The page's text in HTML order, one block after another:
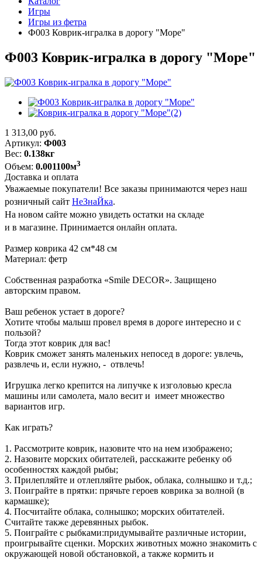
Игры
Игры из фетра
Ф003 Коврик-игралка в дорогу "Море"
Ф003 Коврик-игралка в дорогу "Море"
1 313,00 руб.
Артикул: Ф003
Вес: 0.138кг
Объем: 0.001100м3
Доставка и оплата
Уважаемые покупатели! Все заказы принимаются через наш
розничный сайт НеЗнаЙка.
На новом сайте можно увидеть остатки на складе
и в магазине. Принимается онлайн оплата.
Размер коврика 42 см*48 см
Материал: фетр
Собственная разработка «Smile DECOR». Защищено
авторским правом.
Ваш ребенок устает в дороге?
Хотите чтобы малыш провел время в дороге интересно и с
пользой?
Тогда этот коврик для вас!
Коврик сможет занять маленьких непосед в дороге: увлечь,
развлечь и, если нужно, - отвлечь!
Игрушка легко крепится на липучке к изголовью кресла
машины или самолета, мало весит и имеет множество
вариантов игр.
Как играть?
1. Рассмотрите коврик, назовите что на нем изображено;
2. Назовите морских обитателей, расскажите ребенку об
особенностях каждой рыбы;
3. Прилепляйте и отлепляйте рыбок, облака, солнышко и т.д.;
3. Поиграйте в прятки: прячьте героев коврика за волной (в
кармашке);
4. Посчитайте облака, солнышко; морских обитателей.
Считайте также деревянных рыбок.
5. Поиграйте с рыбками:придумывайте различные истории,
проигрывайте сценки. Морских животных можно знакомить с
окружающей новой обстановкой, а также кормить и